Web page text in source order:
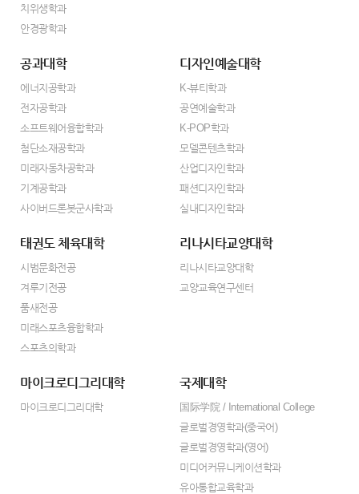
치위생학과
안경광학과
공과대학
에너지공학과
전자공학과
소프트웨어융합학과
첨단소재공학과
미래자동차공학과
기계공학과
사이버드론봇군사학과
디자인예술대학
K-뷰티학과
공연예술학과
K-POP학과
모델콘텐츠학과
산업디자인학과
패션디자인학과
실내디자인학과
태권도 체육대학
시범문화전공
겨루기전공
품새전공
미래스포츠융합학과
스포츠의학과
리나시타교양대학
리나시타교양대학
교양교육연구센터
마이크로디그리대학
마이크로디그리대학
국제대학
国际学院 / International College
글로벌경영학과(중국어)
글로벌경영학과(영어)
미디어커뮤니케이션학과
유아통합교육학과